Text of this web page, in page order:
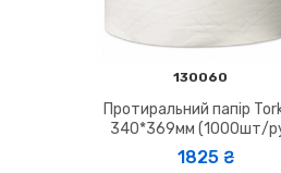
130060
Протиральний папір
340*369мм (1000шт/
1825 ₴